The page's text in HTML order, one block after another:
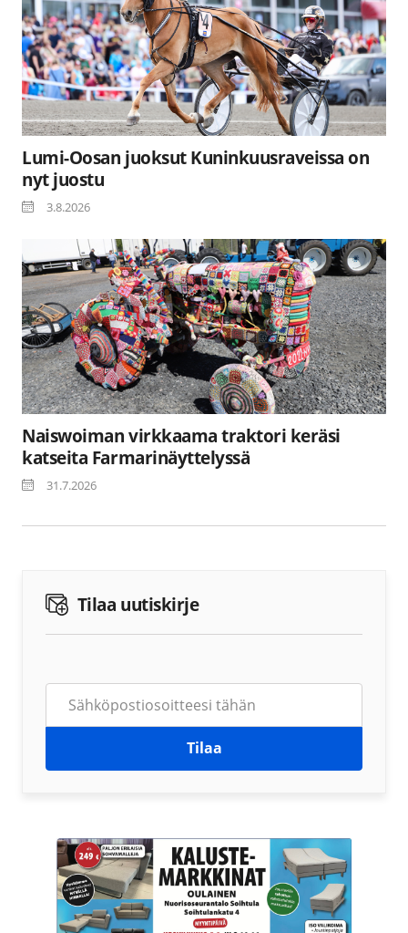
Lumi-Oosan juoksut Kuninkuusraveissa on
nyt juostu
3.8.2026
Naiswoiman virkkaama traktori keräsi
katseita Farmarinäyttelyssä
31.7.2026
Tilaa uutiskirje
Tilaa